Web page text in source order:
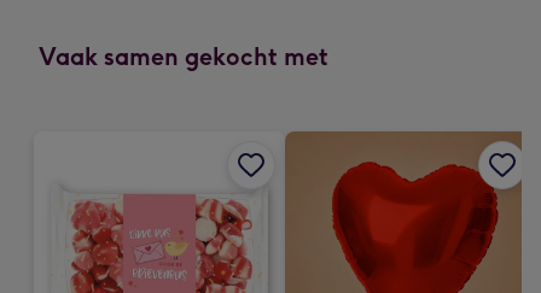
indruk
333
mm
Vaak samen gekocht met